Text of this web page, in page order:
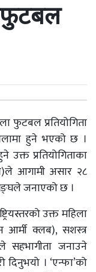
फुटबल
फुटबल प्रतियोगिता
हुने भएको छ ।
प्रतियोगिताका
आगामी असार २८
जनाएको छ ।
उक्त महिला
आर्मी क्लब), सशस्त्र
जनाउने
। ‘एन्फा’को